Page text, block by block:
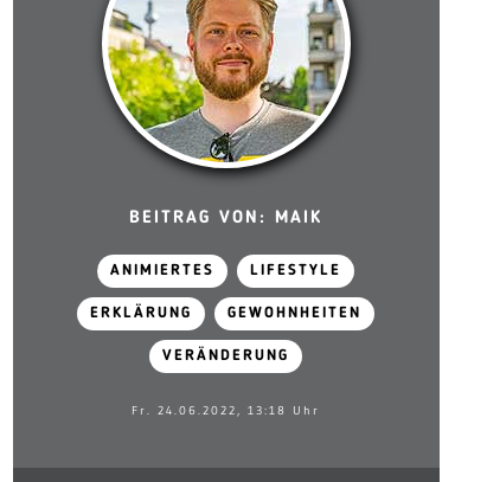
BEITRAG VON: MAIK
ANIMIERTES LIFESTYLE
ERKLÄRUNG GEWOHNHEITEN
VERÄNDERUNG
Fr. 24.06.2022, 13:18 Uhr